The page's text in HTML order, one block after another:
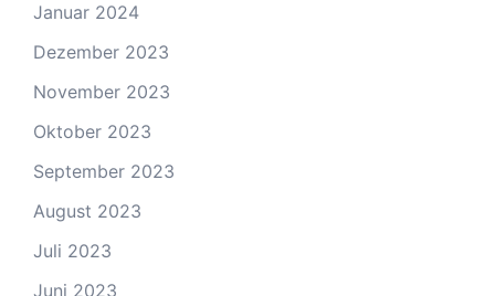
Januar 2024
Dezember 2023
November 2023
Oktober 2023
September 2023
August 2023
Juli 2023
Juni 2023